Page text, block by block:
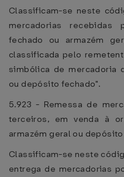
Classificam-se neste
mercadorias
fechado ou armazém
classificada pelo
simbólica de mercadoria
ou depósito fechado".
5.923 - Remessa de
terceiros, em venda à
armazém geral ou
Classificam-se neste
entrega de mercadorias